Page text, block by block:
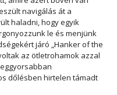
navigálás át a
haladni, hogy egyik
le és menjünk
járó „Hanker of the
az ötletrohamok azzal
dőlésben hirtelen támadt